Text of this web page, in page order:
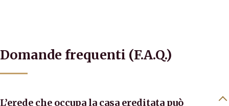
Domande frequenti (F.A.Q.)
L’erede che occupa la casa ereditata può